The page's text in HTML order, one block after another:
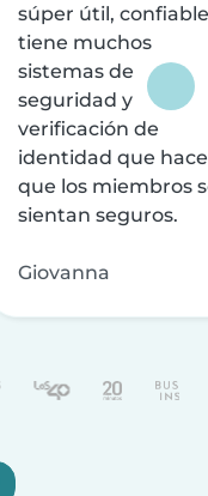
súper útil,
tiene muchos
sistemas de
seguridad y
verificación de
identidad que
que los miembros
sientan seguros.
Giovanna